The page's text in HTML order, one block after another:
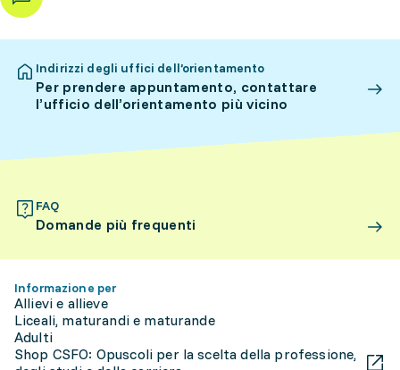
Indirizzi degli uffici dell’orientamento
Per prendere appuntamento, contattare
l’ufficio dell’orientamento più vicino
FAQ
Domande più frequenti
Informazione per
Allievi e allieve
Liceali, maturandi e maturande
Adulti
Shop CSFO: Opuscoli per la scelta della professione,